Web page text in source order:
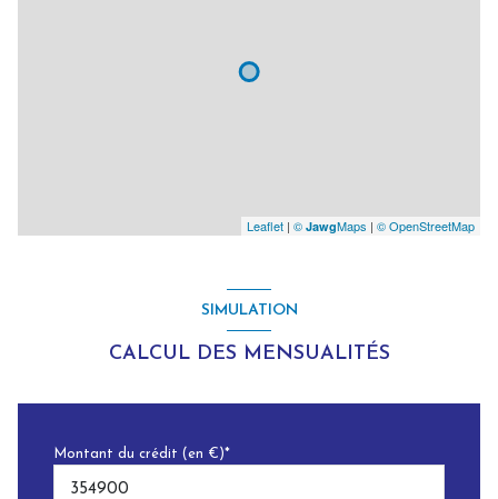
Leaflet | © JawgMaps | © OpenStreetMap
SIMULATION
CALCUL DES MENSUALITÉS
Montant du crédit (en €)*